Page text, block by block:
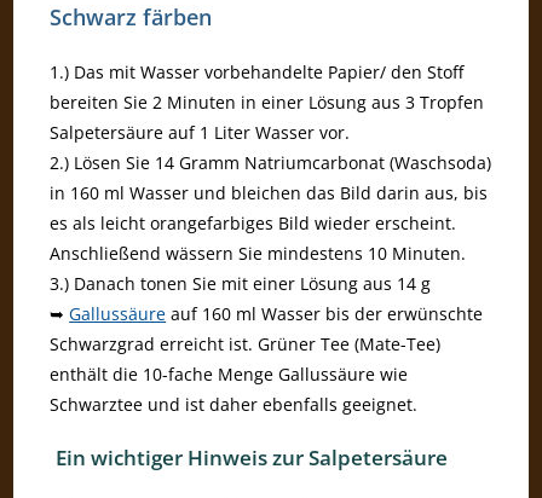
Schwarz färben
1.) Das mit Wasser vorbehandelte Papier/ den Stoff
bereiten Sie 2 Minuten in einer Lösung aus 3 Tropfen
Salpetersäure auf 1 Liter Wasser vor.
2.) Lösen Sie 14 Gramm Natriumcarbonat (Waschsoda)
in 160 ml Wasser und bleichen das Bild darin aus, bis
es als leicht orangefarbiges Bild wieder erscheint.
Anschließend wässern Sie mindestens 10 Minuten.
3.) Danach tonen Sie mit einer Lösung aus 14 g
➥Gallussäure auf 160 ml Wasser bis der erwünschte
Schwarzgrad erreicht ist. Grüner Tee (Mate-Tee)
enthält die 10-fache Menge Gallussäure wie
Schwarztee und ist daher ebenfalls geeignet.
Ein wichtiger Hinweis zur Salpetersäure